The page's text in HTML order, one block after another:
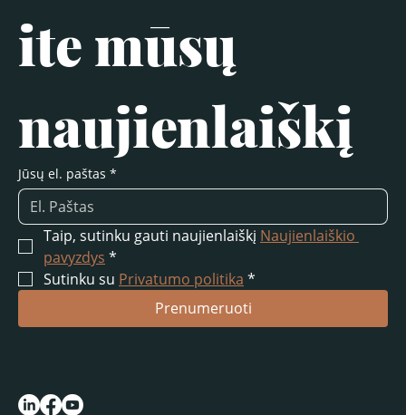
ite mūsų
naujienlaiškį
Jūsų el. paštas *
Taip, sutinku gauti naujienlaiškį Naujienlaiškio
pavyzdys *
Sutinku su Privatumo politika *
Prenumeruoti